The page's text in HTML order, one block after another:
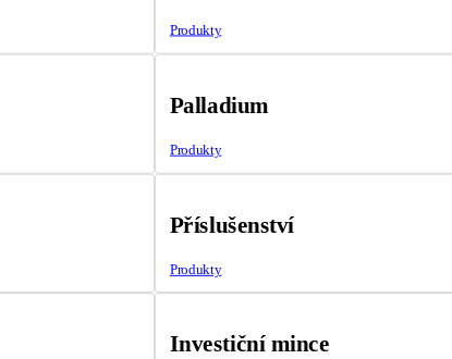
Produkty
Palladium
Produkty
Příslušenství
Produkty
Investiční mince